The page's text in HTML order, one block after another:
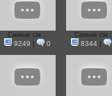
Самые см...
9249 | 0
Самые
8344|